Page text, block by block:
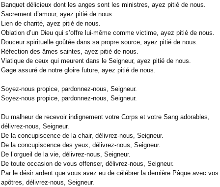
Banquet délicieux dont les anges sont les ministres, ayez pitié de nous.
Sacrement d’amour, ayez pitié de nous.
Lien de charité, ayez pitié de nous.
Oblation d’un Dieu qui s’offre lui-même comme victime, ayez pitié de nous.
Douceur spirituelle goûtée dans sa propre source, ayez pitié de nous.
Réfection des âmes saintes, ayez pitié de nous.
Viatique de ceux qui meurent dans le Seigneur, ayez pitié de nous.
Gage assuré de notre gloire future, ayez pitié de nous.
Soyez-nous propice, pardonnez-nous, Seigneur.
Soyez-nous propice, pardonnez-nous, Seigneur.
Du malheur de recevoir indignement votre Corps et votre Sang adorables,
délivrez-nous, Seigneur.
De la concupiscence de la chair, délivrez-nous, Seigneur.
De la concupiscence des yeux, délivrez-nous, Seigneur.
De l’orgueil de la vie, délivrez-nous, Seigneur.
De toute occasion de vous offenser, délivrez-nous, Seigneur.
Par le désir ardent que vous avez eu de célébrer la dernière Pâque avec vos
apôtres, délivrez-nous, Seigneur.